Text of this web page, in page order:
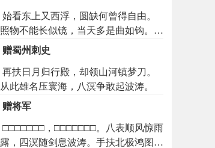
始看东上又西浮，圆缺何曾得自由。
照物不能长似镜，当天多是曲如钩。定
无列宿敢争耀，好伴晴河相映流。直使
赠蜀州刺史
再扶日月归行殿，却领山河镇梦刀。
从此雄名压寰海，八溟争敢起波涛。
赠将军
□□□□□□□，□□□□□□□。八表顺风惊雨
露，四溟随剑息波涛。手扶北极鸿图